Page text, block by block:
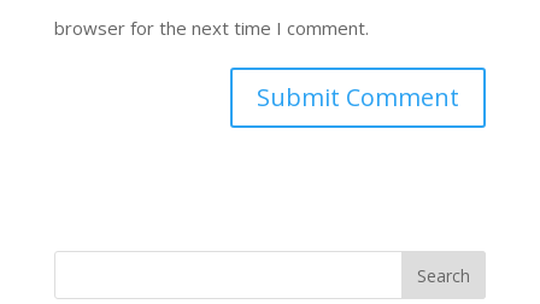
browser for the next time I comment.